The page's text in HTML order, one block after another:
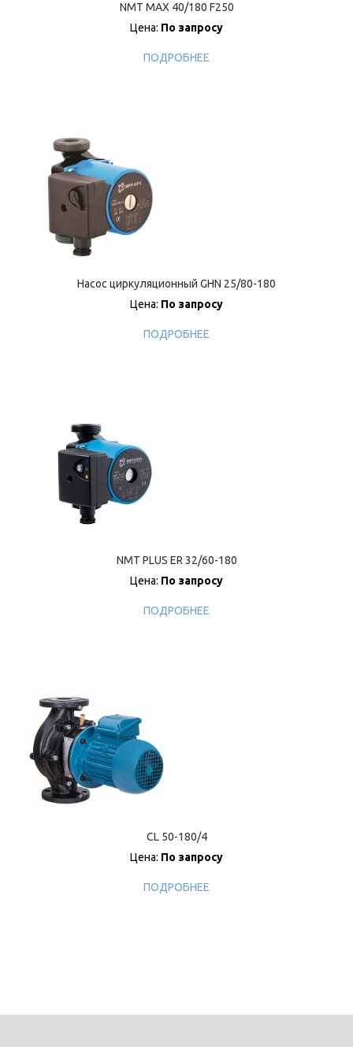
NMT MAX 40/180 F250
Цена: По запросу
ПОДРОБНЕЕ
Насос циркуляционный GHN 25/80-180
Цена: По запросу
ПОДРОБНЕЕ
NMT PLUS ER 32/60-180
Цена: По запросу
ПОДРОБНЕЕ
CL 50-180/4
Цена: По запросу
ПОДРОБНЕЕ